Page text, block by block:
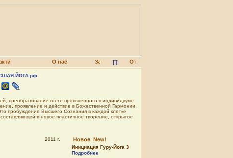
О нас
ЙОГА.рф
преобразование всего проявленного в индивидууме
проявление и действие в Божественной Гармонии,
пробуждение Высшего Сознания в каждой клетке
в новое пластичное творение, открытое
2011 г. Новое New!
Инициация Гуру-Йога 3
Подробнее